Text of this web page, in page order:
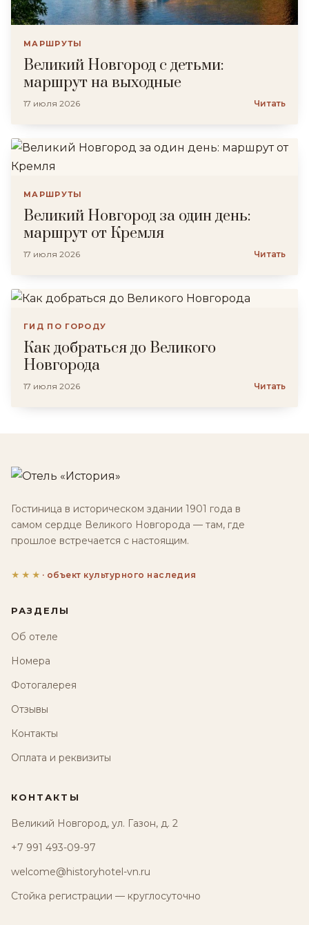
МАРШРУТЫ
Великий Новгород с детьми:
маршрут на выходные
17 июля 2026 Читать
МАРШРУТЫ
Великий Новгород за один день:
маршрут от Кремля
17 июля 2026 Читать
ГИД ПО ГОРОДУ
Как добраться до Великого
Новгорода
17 июля 2026 Читать
Гостиница в историческом здании 1901 года в
самом сердце Великого Новгорода — там, где
прошлое встречается с настоящим.
★★★ · объект культурного наследия
РАЗДЕЛЫ
Об отеле
Номера
Фотогалерея
Отзывы
Контакты
Оплата и реквизиты
КОНТАКТЫ
Великий Новгород, ул. Газон, д. 2
+7 991 493-09-97
welcome@historyhotel-vn.ru
Стойка регистрации — круглосуточно